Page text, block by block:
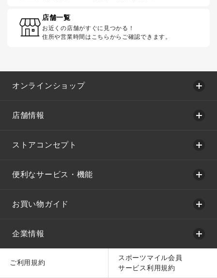
店舗一覧
お近くの店舗がすぐに見つかる！
住所や営業時間はこちらからご確認できます。
オンラインショップ
店舗情報
ストアコンセプト
便利なサービス・機能
お買い物ガイド
企業情報
ご利用規約
スポーツマイル会員
サービス利用規約